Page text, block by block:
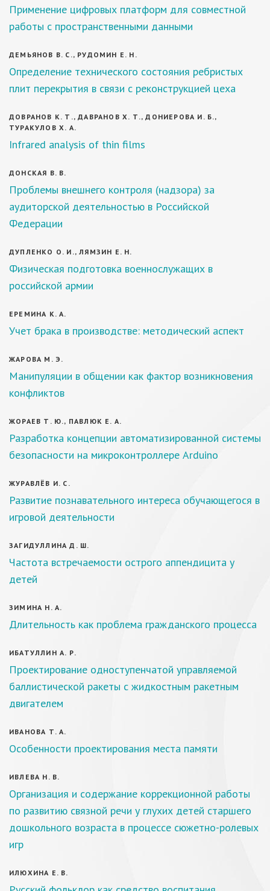
Применение цифровых платформ для совместной
работы с пространственными данными
ДЕМЬЯНОВ В. С., РУДОМИН Е. Н.
Определение технического состояния ребристых
плит перекрытия в связи с реконструкцией цеха
ДОВРАНОВ К. Т., ДАВРАНОВ Х. Т., ДОНИЕРОВА И. Б.,
ТУРАКУЛОВ Х. А.
Infrared analysis of thin films
ДОНСКАЯ В. В.
Проблемы внешнего контроля (надзора) за
аудиторской деятельностью в Российской
Федерации
ДУПЛЕНКО О. И., ЛЯМЗИН Е. Н.
Физическая подготовка военнослужащих в
российской армии
ЕРЕМИНА К. А.
Учет брака в производстве: методический аспект
ЖАРОВА М. Э.
Манипуляции в общении как фактор возникновения
конфликтов
ЖОРАЕВ Т. Ю., ПАВЛЮК Е. А.
Разработка концепции автоматизированной системы
безопасности на микроконтроллере Arduino
ЖУРАВЛЁВ И. С.
Развитие познавательного интереса обучающегося в
игровой деятельности
ЗАГИДУЛЛИНА Д. Ш.
Частота встречаемости острого аппендицита у
детей
ЗИМИНА Н. А.
Длительность как проблема гражданского процесса
ИБАТУЛЛИН А. Р.
Проектирование одноступенчатой управляемой
баллистической ракеты с жидкостным ракетным
двигателем
ИВАНОВА Т. А.
Особенности проектирования места памяти
ИВЛЕВА Н. В.
Организация и содержание коррекционной работы
по развитию связной речи у глухих детей старшего
дошкольного возраста в процессе сюжетно-ролевых
игр
ИЛЮХИНА Е. В.